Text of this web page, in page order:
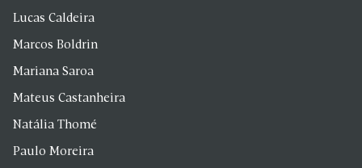
Lucas Caldeira
Marcos Boldrin
Mariana Saroa
Mateus Castanheira
Natália Thomé
Paulo Moreira